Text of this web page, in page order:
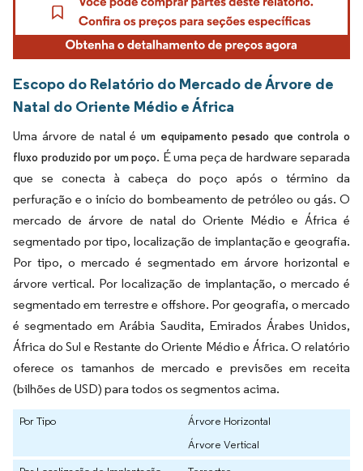
Escopo do Relatório do Mercado de Árvore de
Natal do Oriente Médio e África
Uma árvore de natal é um equipamento pesado que controla o
fluxo produzido por um poço. É uma peça de hardware separada
que se conecta à cabeça do poço após o término da
perfuração e o início do bombeamento de petróleo ou gás. O
mercado de árvore de natal do Oriente Médio e África é
segmentado por tipo, localização de implantação e geografia.
Por tipo, o mercado é segmentado em árvore horizontal e
árvore vertical. Por localização de implantação, o mercado é
segmentado em terrestre e offshore. Por geografia, o mercado
é segmentado em Arábia Saudita, Emirados Árabes Unidos,
África do Sul e Restante do Oriente Médio e África. O relatório
oferece os tamanhos de mercado e previsões em receita
(bilhões de USD) para todos os segmentos acima.
Por Tipo
Árvore Horizontal
Árvore Vertical